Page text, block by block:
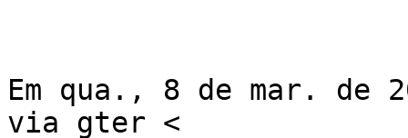
Em qua., 8 de mar. de